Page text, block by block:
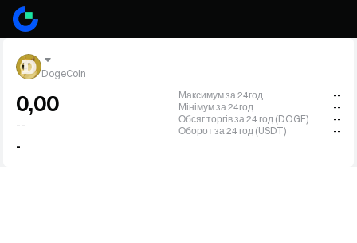
DogeCoin
0,00
--
-
Максимум за 24год
--
Мінімум за 24год
--
Обсяг торгів за 24 год (DOGE)
--
Оборот за 24 год (USDT)
--